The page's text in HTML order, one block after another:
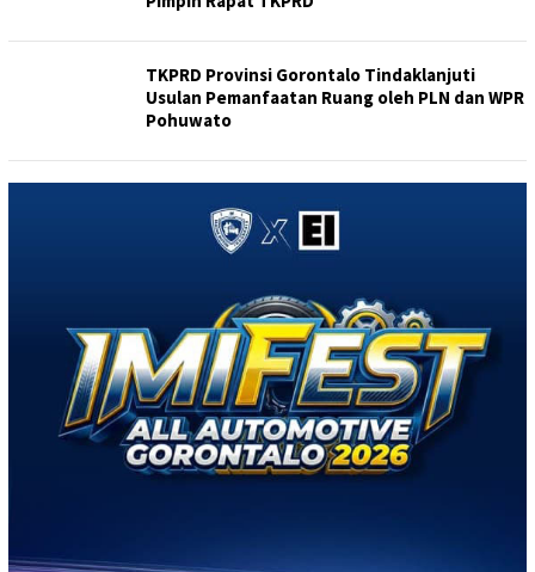
TKPRD Provinsi Gorontalo Tindaklanjuti
Usulan Pemanfaatan Ruang oleh PLN dan WPR
Pohuwato